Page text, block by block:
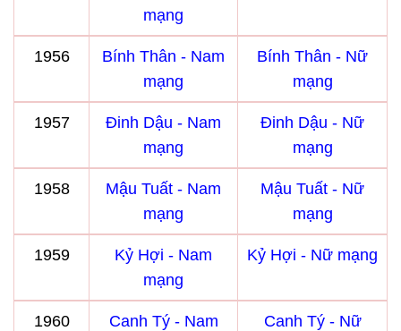
mạng
1956
Bính Thân - Nam
mạng
Bính Thân - Nữ
mạng
1957
Đinh Dậu - Nam
mạng
Đinh Dậu - Nữ
mạng
1958
Mậu Tuất - Nam
mạng
Mậu Tuất - Nữ
mạng
1959
Kỷ Hợi - Nam
mạng
Kỷ Hợi - Nữ mạng
1960
Canh Tý - Nam
Canh Tý - Nữ